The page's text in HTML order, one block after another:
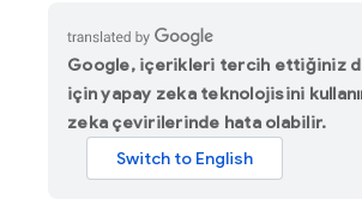
Google, içerikleri tercih ettiğiniz
için yapay zeka teknolojisini
zeka çevirilerinde hata olabilir.